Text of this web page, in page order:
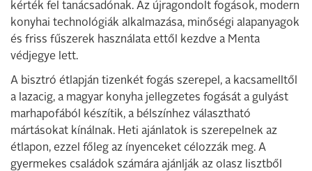
kérték fel tanácsadónak. Az újragondolt fogások, modern
konyhai technológiák alkalmazása, minőségi alapanyagok
és friss fűszerek használata ettől kezdve a Menta
védjegye lett.
A bisztró étlapján tizenkét fogás szerepel, a kacsamelltől
a lazacig, a magyar konyha jellegzetes fogását a gulyást
marhapofából készítik, a bélszínhez választható
mártásokat kínálnak. Heti ajánlatok is szerepelnek az
étlapon, ezzel főleg az ínyenceket célozzák meg. A
gyermekes családok számára ajánlják az olasz lisztből